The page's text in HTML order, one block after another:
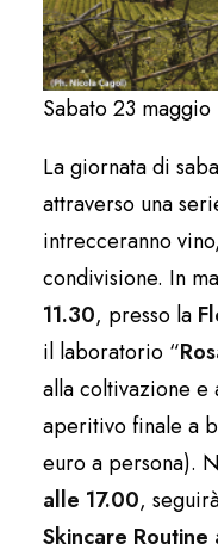
Sabato 23 maggio
La giornata di
attraverso una
intrecceranno
condivisione. In
11.30, presso la
il laboratorio “
alla coltivazione e
aperitivo finale a
euro a persona).
alle 17.00,
Skincare